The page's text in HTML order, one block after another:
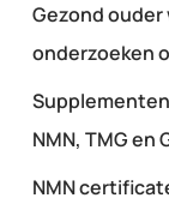
Gezond
onderzoeken
NMN, TMG en
NMN